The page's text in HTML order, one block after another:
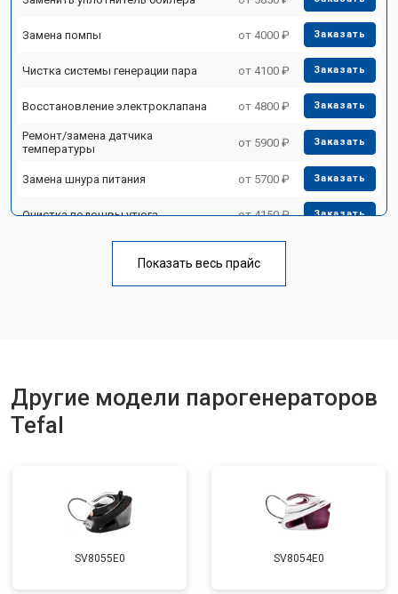
Замена помпы от 4000 ₽ Заказать
Чистка системы генерации пара от 4100 ₽ Заказать
Восстановление электроклапана от 4800 ₽ Заказать
Ремонт/замена датчика
температуры
от 5900 ₽ Заказать
Замена шнура питания от 5700 ₽ Заказать
Очистка подошвы утюга от 4150 ₽ Заказать
Корпусный ремонт (замена резинок,
Замена клапана давления от 5850 ₽
Показать весь прайс
Другие модели парогенераторов
Tefal
SV8055E0 SV8054E0